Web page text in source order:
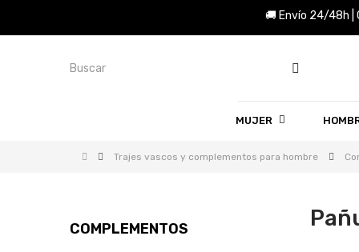
🚚 Envío 24/48h |
MUJER
Trajes vascos y complementos para hombre
COMPLEMENTOS